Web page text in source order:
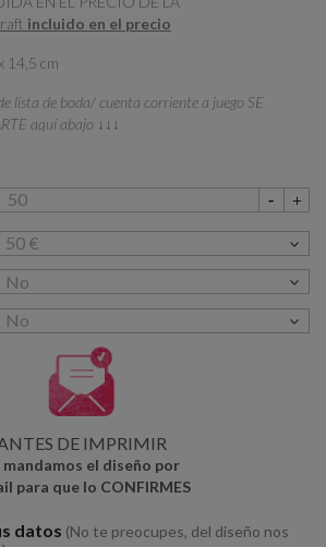
incluido en el precio
14,5 cm
lista de boda/ cuenta corriente a juego SE
aquí abajo ↓↓↓
DE IMPRIMIR
el diseño por
para que lo CONFIRMES
datos (No te preocupes, del diseño nos